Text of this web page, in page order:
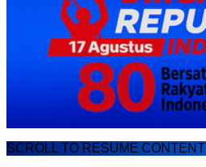
SCROLL TO RESUME CONTENT